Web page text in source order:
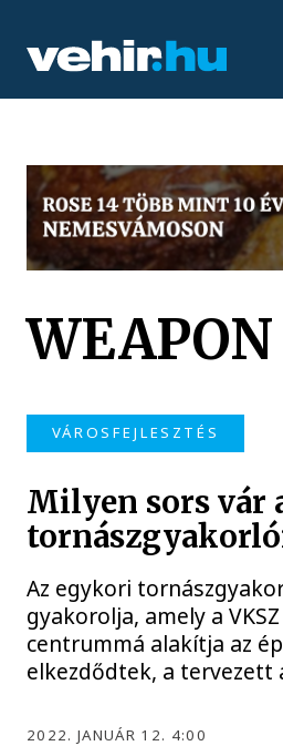
WEAPON
VÁROSFEJLESZTÉS
Milyen sors vár
Az egykori
gyakorolja, amely a
centrummá alakítja az
elkezdődtek, a tervezett
2022. JANUÁR 12. 4:00